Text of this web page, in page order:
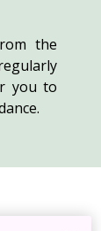
the
you to